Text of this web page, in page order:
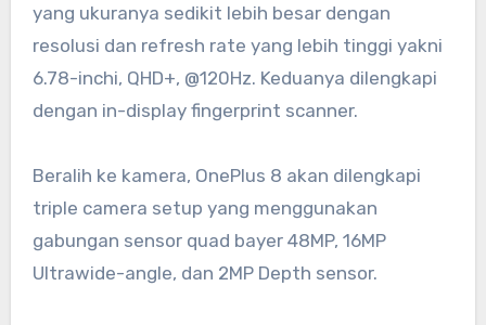
yang ukuranya sedikit lebih besar dengan
resolusi dan refresh rate yang lebih tinggi yakni
6.78-inchi, QHD+, @120Hz. Keduanya dilengkapi
dengan in-display fingerprint scanner.
Beralih ke kamera, OnePlus 8 akan dilengkapi
triple camera setup yang menggunakan
gabungan sensor quad bayer 48MP, 16MP
Ultrawide-angle, dan 2MP Depth sensor.